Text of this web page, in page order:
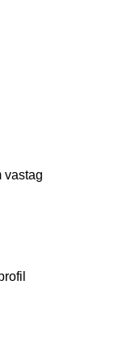
vastag